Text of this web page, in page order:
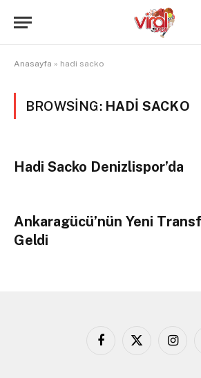
Anasayfa » hadi sacko
BROWSING: HADI SACKO
Hadi Sacko Denizlispor’da
Ankaragücü’nün Yeni
Geldi
Facebook
X